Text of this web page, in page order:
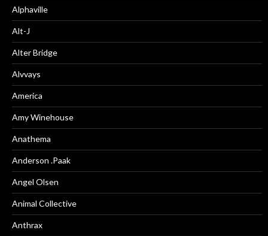
Alphaville
Alt-J
Alter Bridge
Alvvays
America
Amy Winehouse
Anathema
Anderson .Paak
Angel Olsen
Animal Collective
Anthrax